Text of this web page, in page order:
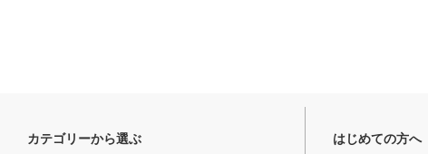
カテゴリーから選ぶ はじめての方へ